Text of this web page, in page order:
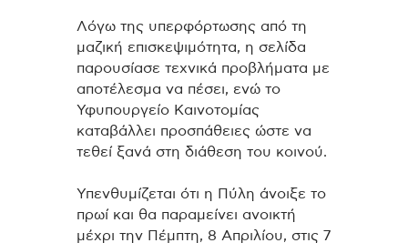
Λόγω της υπερφόρτωσης από τη
μαζική επισκεψιμότητα, η σελίδα
παρουσίασε τεχνικά προβλήματα με
αποτέλεσμα να πέσει, ενώ το
Υφυπουργείο Καινοτομίας
καταβάλλει προσπάθειες ώστε να
τεθεί ξανά στη διάθεση του κοινού.
Υπενθυμίζεται ότι η Πύλη άνοιξε το
πρωί και θα παραμείνει ανοικτή
μέχρι την Πέμπτη, 8 Απριλίου, στις 7